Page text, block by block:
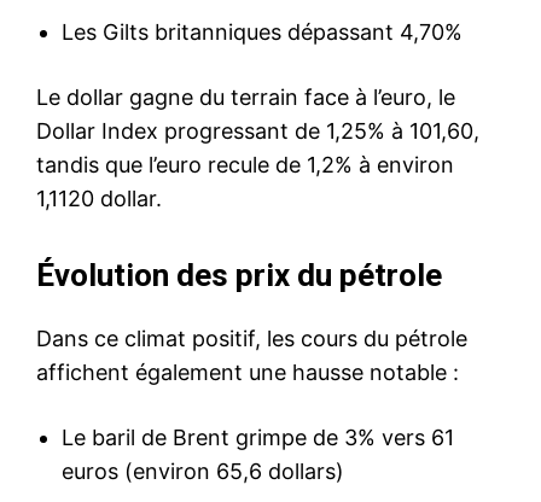
Les Gilts britanniques dépassant 4,70%
Le dollar gagne du terrain face à l’euro, le
Dollar Index progressant de 1,25% à 101,60,
tandis que l’euro recule de 1,2% à environ
1,1120 dollar.
Évolution des prix du pétrole
Dans ce climat positif, les cours du pétrole
affichent également une hausse notable :
Le baril de Brent grimpe de 3% vers 61
euros (environ 65,6 dollars)